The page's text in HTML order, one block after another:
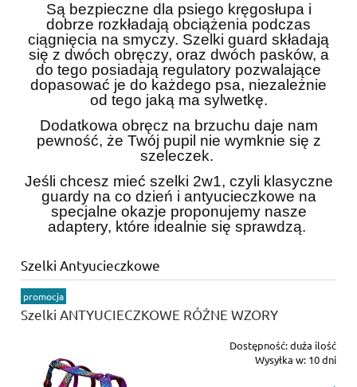
Są bezpieczne dla psiego kręgosłupa i
dobrze rozkładają obciążenia podczas
ciągnięcia na smyczy. Szelki guard składają
się z dwóch obręczy, oraz dwóch pasków, a
do tego posiadają regulatory pozwalające
dopasować je do każdego psa, niezależnie
od tego jaką ma sylwetkę.
Dodatkowa obręcz na brzuchu daje nam
pewność, że Twój pupil nie wymknie się z
szeleczek.
Jeśli chcesz mieć szelki 2w1, czyli klasyczne
guardy na co dzień i antyucieczkowe na
specjalne okazje proponujemy nasze
adaptery, które idealnie się sprawdzą.
Szelki Antyucieczkowe
Szelki ANTYUCIECZKOWE RÓŻNE WZORY
Dostępność:duża ilość
Wysyłka w: 10 dni
promocja